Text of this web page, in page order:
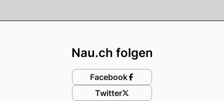
Nau.ch folgen
Facebook
Twitter